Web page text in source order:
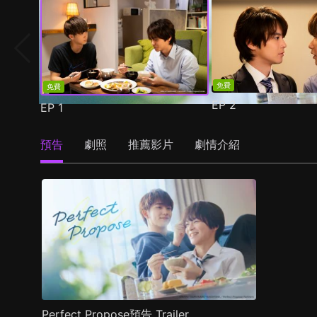
免費
EP1
免費
EP2
預告 劇照 推薦影片 劇情介紹
Perfect Propose預告 Trailer